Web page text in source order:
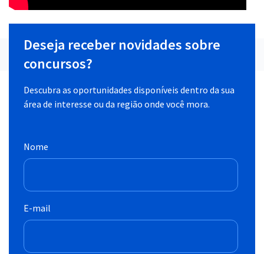
Deseja receber novidades sobre
concursos?
Descubra as oportunidades disponíveis dentro da sua
área de interesse ou da região onde você mora.
Nome
E-mail